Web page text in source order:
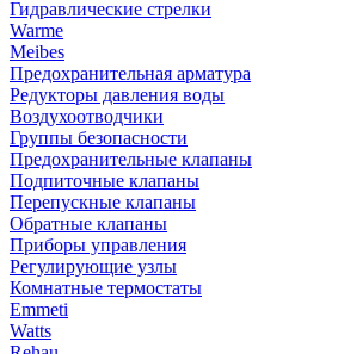
Гидравлические стрелки
Warme
Meibes
Предохранительная арматура
Редукторы давления воды
Воздухоотводчики
Группы безопасности
Предохранительные клапаны
Подпиточные клапаны
Перепускные клапаны
Обратные клапаны
Приборы управления
Регулирующие узлы
Комнатные термостаты
Emmeti
Watts